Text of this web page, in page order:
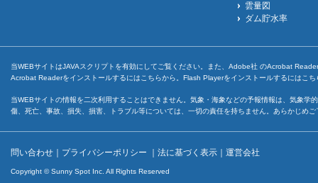
雲量図
ダム貯水率
当WEBサイトはJAVAスクリプトを有効にしてご覧ください。また、Adobe社 のAcrobat
Acrobat Readerをインストールするには こちらから。Flash Playerをインストールするには こち
当WEBサイトの情報を二次利用することはできません。気象・海象などの予報情報は、気象
傷、死亡、事故、損失、損害、トラブル等については、一切の責任を持ちません。あらかじめ
問い合わせ ｜ プライバシーポリシー ｜ 法に基づく表示 ｜ 運営会社
Copyright © Sunny Spot Inc. All Rights Reserved